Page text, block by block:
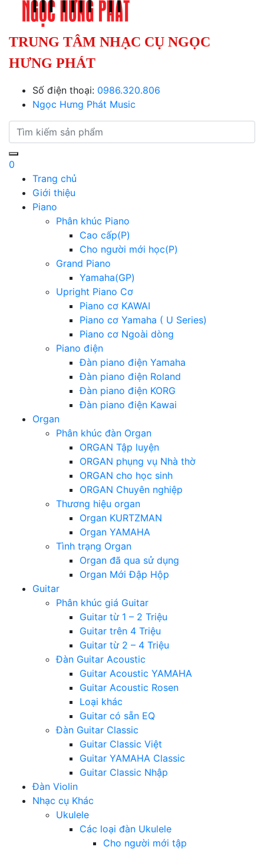
TRUNG TÂM NHẠC CỤ NGỌC
HƯNG PHÁT
Số điện thoại: 0986.320.806
Ngọc Hưng Phát Music
0
Trang chủ
Giới thiệu
Piano
Phân khúc Piano
Cao cấp(P)
Cho người mới học(P)
Grand Piano
Yamaha(GP)
Upright Piano Cơ
Piano cơ KAWAI
Piano cơ Yamaha ( U Series)
Piano cơ Ngoài dòng
Piano điện
Đàn piano điện Yamaha
Đàn piano điện Roland
Đàn piano điện KORG
Đàn piano điện Kawai
Organ
Phân khúc đàn Organ
ORGAN Tập luyện
ORGAN phụng vụ Nhà thờ
ORGAN cho học sinh
ORGAN Chuyên nghiệp
Thương hiệu organ
Organ KURTZMAN
Organ YAMAHA
Tình trạng Organ
Organ đã qua sử dụng
Organ Mới Đập Hộp
Guitar
Phân khúc giá Guitar
Guitar từ 1 – 2 Triệu
Guitar trên 4 Triệu
Guitar từ 2 – 4 Triệu
Đàn Guitar Acoustic
Guitar Acoustic YAMAHA
Guitar Acoustic Rosen
Loại khác
Guitar có sẵn EQ
Đàn Guitar Classic
Guitar Classic Việt
Guitar YAMAHA Classic
Guitar Classic Nhập
Đàn Violin
Nhạc cụ Khác
Ukulele
Các loại đàn Ukulele
Cho người mới tập